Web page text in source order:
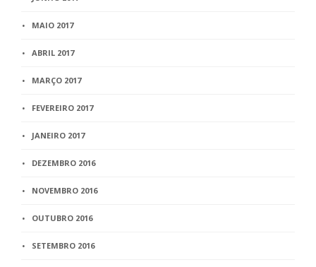
MAIO 2017
ABRIL 2017
MARÇO 2017
FEVEREIRO 2017
JANEIRO 2017
DEZEMBRO 2016
NOVEMBRO 2016
OUTUBRO 2016
SETEMBRO 2016